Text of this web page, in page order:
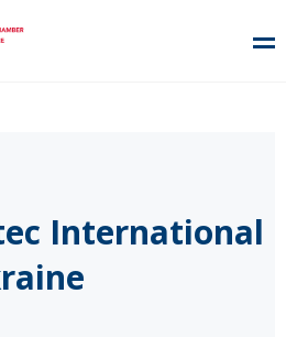
International